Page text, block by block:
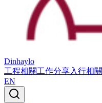
Dinhaylo
工程相關工作分享入行相關
EN